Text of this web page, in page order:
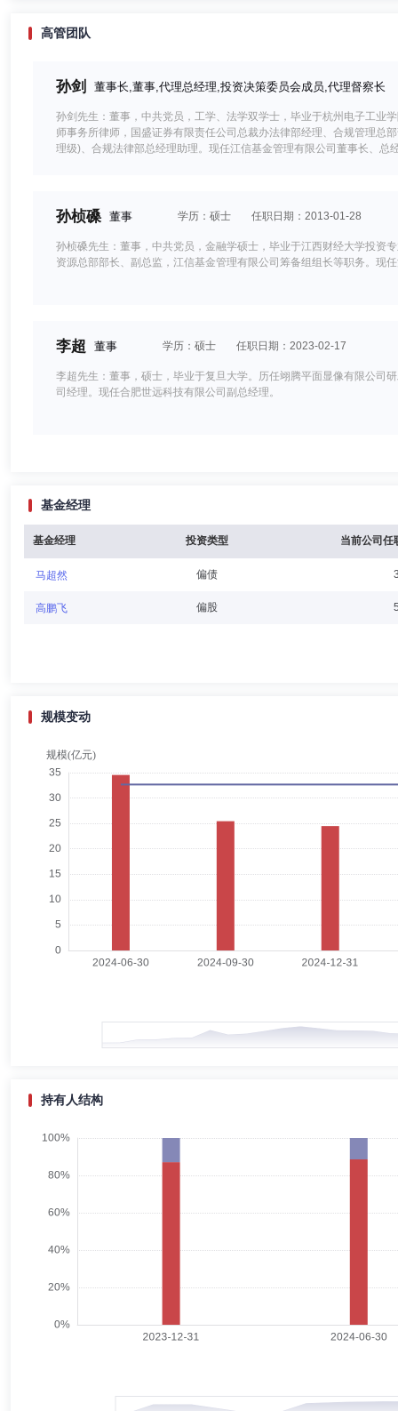
高管团队
孙剑 董事长,董事,代理总经理,投资决策委员会成员,代理督察长
孙剑先生：董事，中共党员，工学、法学双学士，毕业于杭州电子工业
师事务所律师，国盛证券有限责任公司总裁办法律部经理、合规管理总
理级)、合规法律部总经理助理。现任江信基金管理有限公司董事长、总
孙桢磉 董事 学历：硕士 任职日期：2013-01-28
孙桢磉先生：董事，中共党员，金融学硕士，毕业于江西财经大学投资
资源总部部长、副总监，江信基金管理有限公司筹备组组长等职务。现
李超 董事 学历：硕士 任职日期：2023-02-17
李超先生：董事，硕士，毕业于复旦大学。历任翊腾平面显像有限公司
司经理。现任合肥世远科技有限公司副总经理。
原亮先生：中国，本科。先后就职于中国工商银行大经路办事处，长财
部，历任各营业部总经理、经纪业务北京区域总经理兼机构业务部总经
2023年9月任公司常务副总经理，2023年10月至2025年4月任公司总经
姜飞 学历：硕士
谢兰军先生：独立董事，中共党员，学士，中级律师，毕业于兰州大学
任中银(深圳)律师事务所合伙人执业律师。
彭波
彭波先生：独立董事，博士，毕业于清华大学。曾任福建仰恩大学助教
马晓彬先生：独立董事，硕士，毕业于华中科技大学。曾任国金证券
保资产管理有限公司公募基金事业部董事总经理。2023年3月起加入江
丁星元 监事 学历：硕士 任职日期：2019-12-30
丁星元女士：监事，本科毕业于哈尔滨工业大学数学与应用数学专业，
基金经理
基金经理 投资类型 当前公司任
马超然 偏债
高鹏飞 偏股
规模变动
持有人结构